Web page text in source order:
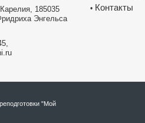
185035
Энгельса
• Контакты
"Мой